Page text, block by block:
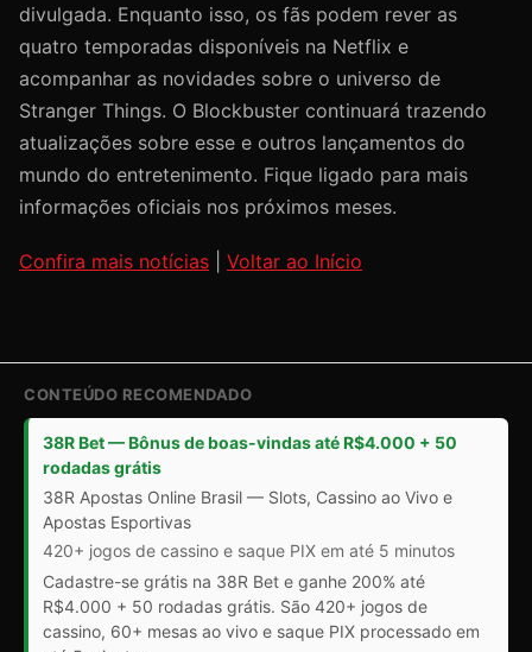
divulgada. Enquanto isso, os fãs podem rever as
quatro temporadas disponíveis na Netflix e
acompanhar as novidades sobre o universo de
Stranger Things. O Blockbuster continuará trazendo
atualizações sobre esse e outros lançamentos do
mundo do entretenimento. Fique ligado para mais
informações oficiais nos próximos meses.
Confira mais notícias Voltar ao Início
CONTEÚDO RECOMENDADO
38R Bet — Bônus de boas-vindas até R$4.000 + 50
rodadas grátis
38R Apostas Online Brasil — Slots, Cassino ao Vivo e
Apostas Esportivas
420+ jogos de cassino e saque PIX em até 5 minutos
Cadastre-se grátis na 38R Bet e ganhe 200% até
R$4.000 + 50 rodadas grátis. São 420+ jogos de
cassino, 60+ mesas ao vivo e saque PIX processado em